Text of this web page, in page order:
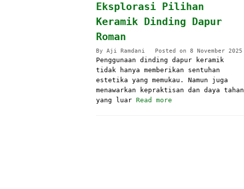
Eksplorasi Pilihan
Keramik Dinding Dapur
Roman
By Aji Ramdani Posted on 8 November 2025
Penggunaan dinding dapur keramik
tidak hanya memberikan sentuhan
estetika yang memukau. Namun juga
menawarkan kepraktisan dan daya tahan
yang luar Read more